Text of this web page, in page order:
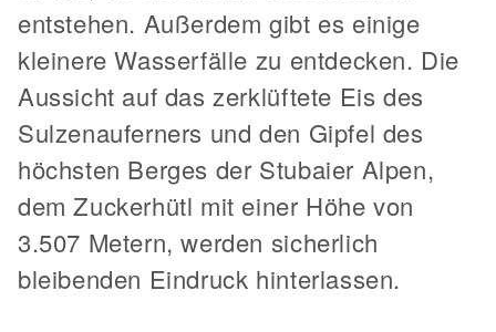
entstehen. Außerdem gibt es einige
kleinere Wasserfälle zu entdecken. Die
Aussicht auf das zerklüftete Eis des
Sulzenauferners und den Gipfel des
höchsten Berges der Stubaier Alpen,
dem Zuckerhütl mit einer Höhe von
3.507 Metern, werden sicherlich
bleibenden Eindruck hinterlassen.